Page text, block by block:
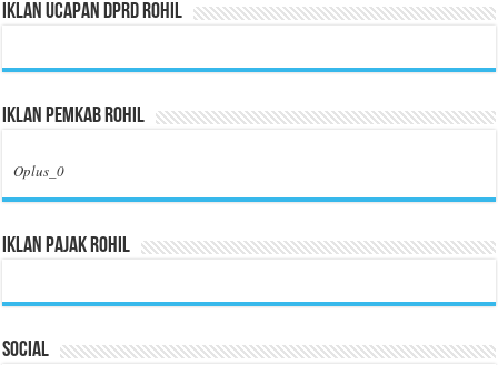
Iklan Ucapan DPRD Rohil
Iklan Pemkab Rohil
Oplus_0
Iklan Pajak Rohil
Social